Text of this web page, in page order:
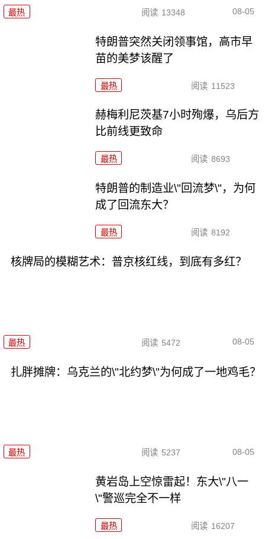
最热 阅读 13348 08-05
特朗普突然关闭领事馆，高市早
苗的美梦该醒了
最热 阅读 11523
赫梅利尼茨基7小时殉爆，乌后方
比前线更致命
最热 阅读 8693
特朗普的制造业\"回流梦\"，为何
成了回流东大？
最热 阅读 8192
核牌局的模糊艺术：普京核红线，到底有多红？
最热 阅读 5472 08-05
扎胖摊牌：乌克兰的\"北约梦\"为何成了一地鸡毛？
最热 阅读 5237 08-05
黄岩岛上空惊雷起！东大\"八一
\"警巡完全不一样
最热 阅读 16207